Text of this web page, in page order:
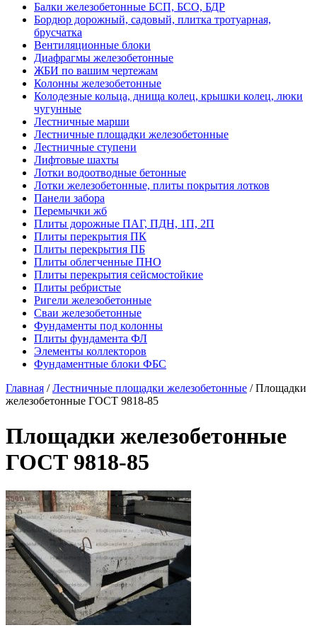
Балки железобетонные БСП, БСО, БДР
Бордюр дорожный, садовый, плитка тротуарная,
брусчатка
Вентиляционные блоки
Диафрагмы железобетонные
ЖБИ по вашим чертежам
Колонны железобетонные
Колодезные кольца, днища колец, крышки колец, люки
чугунные
Лестничные марши
Лестничные площадки железобетонные
Лестничные ступени
Лифтовые шахты
Лотки водоотводные бетонные
Лотки железобетонные, плиты покрытия лотков
Панели забора
Перемычки жб
Плиты дорожные ПАГ, ПДН, 1П, 2П
Плиты перекрытия ПК
Плиты перекрытия ПБ
Плиты облегченные ПНО
Плиты перекрытия сейсмостойкие
Плиты ребристые
Ригели железобетонные
Сваи железобетонные
Фундаменты под колонны
Плиты фундамента ФЛ
Элементы коллекторов
Фундаментные блоки ФБС
Главная /Лестничные площадки железобетонные / Площадки
железобетонные ГОСТ 9818-85
Площадки железобетонные
ГОСТ 9818-85